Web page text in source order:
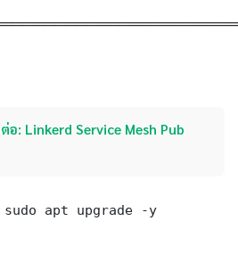
อ: Linkerd Service Mesh Pub
sudo apt upgrade -y